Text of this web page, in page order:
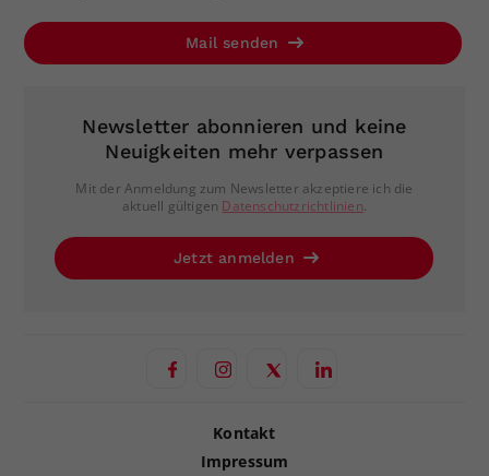
Mail senden
Newsletter abonnieren und keine
Neuigkeiten mehr verpassen
Mit der Anmeldung zum Newsletter akzeptiere ich die
aktuell gültigen Datenschutzrichtlinien.
Jetzt anmelden
Kontakt
Impressum